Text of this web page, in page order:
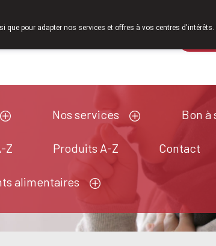
Nos services Bon à
Z Produits A-Z Contact
alimentaires
que pour adapter nos services et offres à vos centres